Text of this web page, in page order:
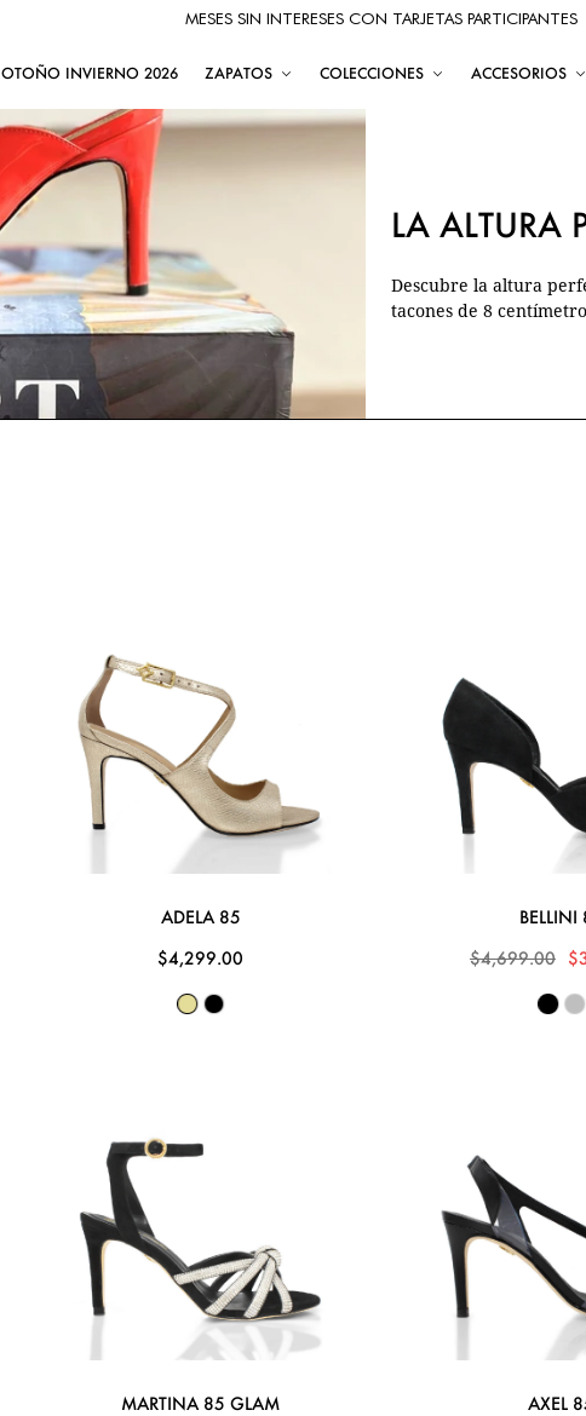
MESES SIN INTERESES CON TARJETAS PARTICIPANTES
OTOÑO INVIERNO 2026 ZAPATOS COLECCIONES ACCESORIOS
LA ALTURA
Descubre la altura
tacones de 8
ADELA 85
$4,299.00
BELLINI
$4,699.00
MARTINA 85 GLAM
AXEL